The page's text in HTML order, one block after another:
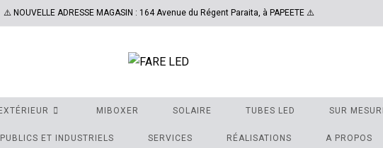
⚠️ NOUVELLE ADRESSE MAGASIN : 164 Avenue du Régent Paraita, à PAPEETE ⚠️
EXTÉRIEUR MIBOXER SOLAIRE TUBES LED SUR
PUBLICS ET INDUSTRIELS SERVICES RÉALISATIONS A PROPOS